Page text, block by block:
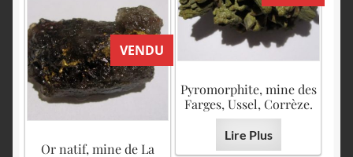
Pyromorphite, mine des
Farges, Ussel, Corrèze.
Lire Plus
VENDU
Or natif, mine de La